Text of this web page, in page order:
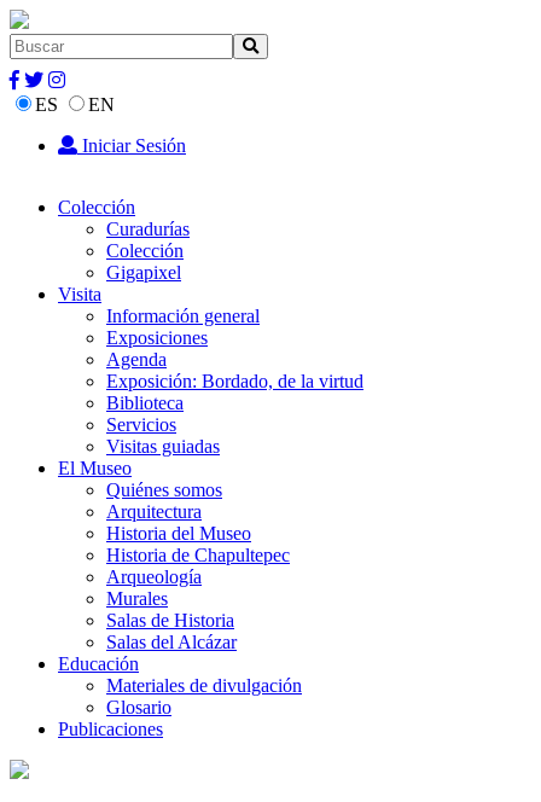
ES
EN
Iniciar Sesión
Colección
Curadurías
Colección
Gigapixel
Visita
Información general
Exposiciones
Agenda
Exposición: Bordado, de la virtud
Biblioteca
Servicios
Visitas guiadas
El Museo
Quiénes somos
Arquitectura
Historia del Museo
Historia de Chapultepec
Arqueología
Murales
Salas de Historia
Salas del Alcázar
Educación
Materiales de divulgación
Glosario
Publicaciones